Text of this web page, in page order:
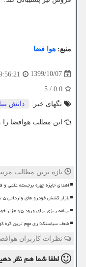
منبع: هوا فضا
1399/10/07
0.0
/
5
تگهای خبر:
دانش
این مطلب هوافضا را
تازه ترین مطالب
اهدای جایزه چهره برجسته علمی و
بازار کشش خودرو های وارداتی ۵ تا ۱۰ میلیارد تومانی را ندارد
برنامه ریزی برای ورود ۷۵ هزار خودروی به کشور
ضعف سیاستگذاری مهم ترین گره
نظرات کاربران
لطفا شما همنظر